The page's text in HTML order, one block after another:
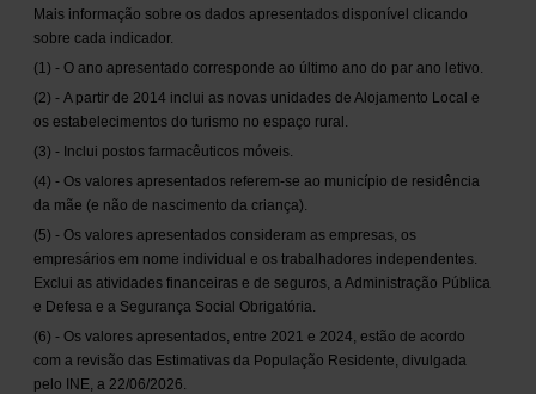
Mais informação sobre os dados apresentados disponível clicando
sobre cada indicador.
(1) - O ano apresentado corresponde ao último ano do par ano letivo.
(2) - A partir de 2014 inclui as novas unidades de Alojamento Local e
os estabelecimentos do turismo no espaço rural.
(3) - Inclui postos farmacêuticos móveis.
(4) - Os valores apresentados referem-se ao município de residência
da mãe (e não de nascimento da criança).
(5) - Os valores apresentados consideram as empresas, os
empresários em nome individual e os trabalhadores independentes.
Exclui as atividades financeiras e de seguros, a Administração Pública
e Defesa e a Segurança Social Obrigatória.
(6) - Os valores apresentados, entre 2021 e 2024, estão de acordo
com a revisão das Estimativas da População Residente, divulgada
pelo INE, a 22/06/2026.